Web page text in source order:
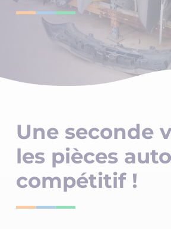
Une seconde
les pièces
compétitif!